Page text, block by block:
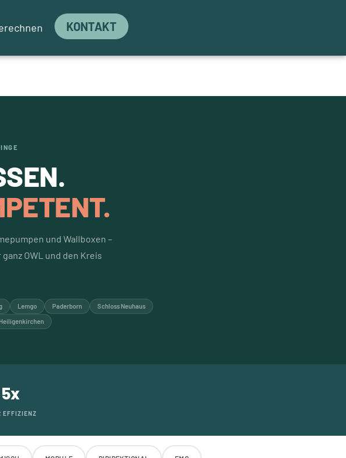
KONTAKT
und Wallboxen –
OWL und den Kreis
Lemgo Paderborn
Schloss Neuhaus
Heiligenkirchen
5x
EFFIZIENZ